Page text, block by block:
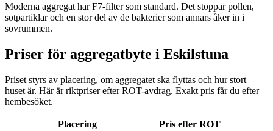
Moderna aggregat har F7-filter som standard. Det stoppar pollen,
sotpartiklar och en stor del av de bakterier som annars åker in i
sovrummen.
Priser för aggregatbyte i Eskilstuna
Priset styrs av placering, om aggregatet ska flyttas och hur stort
huset är. Här är riktpriser efter ROT-avdrag. Exakt pris får du efter
hembesöket.
Placering
Pris efter ROT